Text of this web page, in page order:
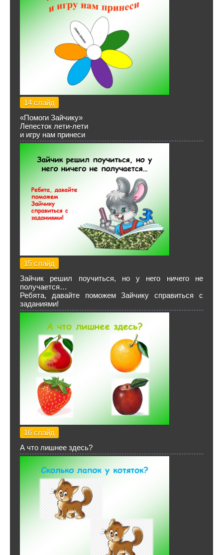
14 слайд
«Помоги Зайчику»
Лепесток лети-лети
и игру нам принеси
15 слайд
Зайчик решил поучиться, но у него ничего не
получается…
Ребята, давайте поможем Зайчику справиться с
заданиями!
16 слайд
А что лишнее здесь?